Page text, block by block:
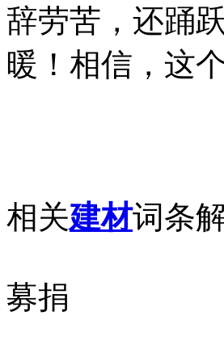
辞劳苦，还踊
暖！相信，这
相关建材词条
募捐